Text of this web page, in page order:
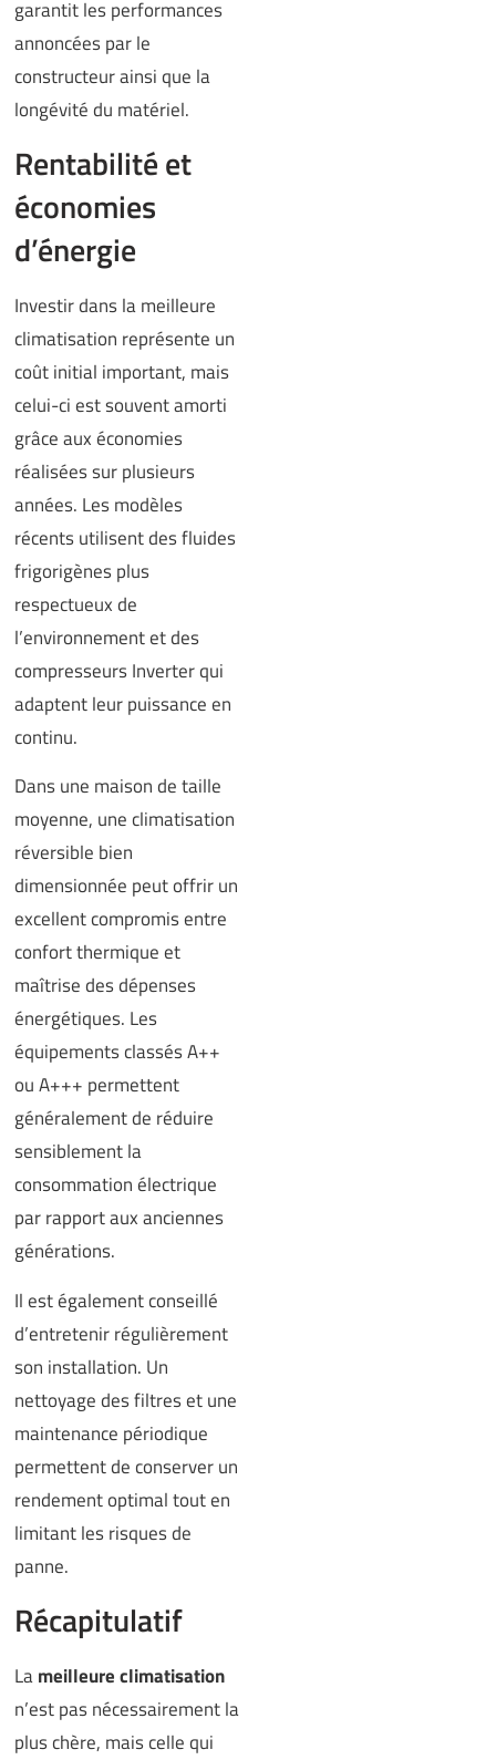
garantit les performances
annoncées par le
constructeur ainsi que la
longévité du matériel.
Rentabilité et
économies
d’énergie
Investir dans la meilleure
climatisation représente un
coût initial important, mais
celui-ci est souvent amorti
grâce aux économies
réalisées sur plusieurs
années. Les modèles
récents utilisent des fluides
frigorigènes plus
respectueux de
l’environnement et des
compresseurs Inverter qui
adaptent leur puissance en
continu.
Dans une maison de taille
moyenne, une climatisation
réversible bien
dimensionnée peut offrir un
excellent compromis entre
confort thermique et
maîtrise des dépenses
énergétiques. Les
équipements classés A++
ou A+++ permettent
généralement de réduire
sensiblement la
consommation électrique
par rapport aux anciennes
générations.
Il est également conseillé
d’entretenir régulièrement
son installation. Un
nettoyage des filtres et une
maintenance périodique
permettent de conserver un
rendement optimal tout en
limitant les risques de
panne.
Récapitulatif
Lameilleure climatisation
n’est pas nécessairement la
plus chère, mais celle qui